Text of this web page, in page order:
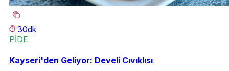
30dk
PİDE
Kayseri'den Geliyor: Develi Cıvıklısı